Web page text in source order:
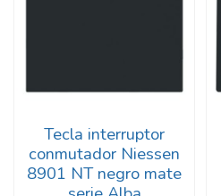
Tecla interruptor
conmutador Niessen
8901 NT negro mate